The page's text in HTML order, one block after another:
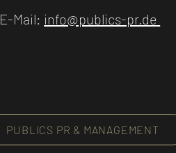
E-Mail: info@publics-pr.de
PUBLICS PR & MANAGEMENT